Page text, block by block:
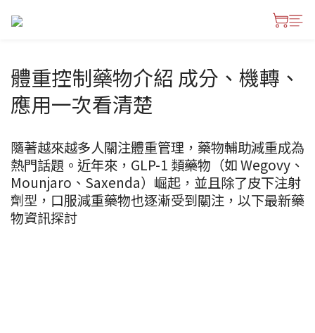
體重控制藥物介紹 成分、機轉、
應用一次看清楚
隨著越來越多人關注體重管理，藥物輔助減重成為
熱門話題。近年來，GLP-1 類藥物（如 Wegovy、
Mounjaro、Saxenda）崛起，並且除了皮下注射
劑型，口服減重藥物也逐漸受到關注，以下最新藥
物資訊探討